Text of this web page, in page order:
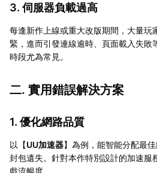
3. 伺服器負載過高
每逢新作上線或重大改版期間，大量玩
緊，進而引發連線逾時、頁面載入失敗
時段尤為常見。
二. 實用錯誤解決方案
1. 優化網路品質
以【UU加速器】為例，能智能分配最
封包遺失。針對本作特別設計的加速服
戲流暢度。